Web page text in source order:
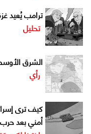
ترامب يُعيد
تحليل
الشرق
رأي
كيف ترى
أمني بعد حرب 2023